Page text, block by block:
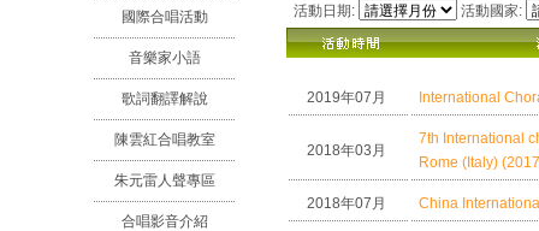
國際合唱活動
音樂家小語
歌詞翻譯解說
陳雲紅合唱教室
朱元雷人聲專區
合唱影音介紹
活動日期: 活動國家:
2019年07月 International
2018年03月
7th International
Rome (Italy)
2018年07月 China